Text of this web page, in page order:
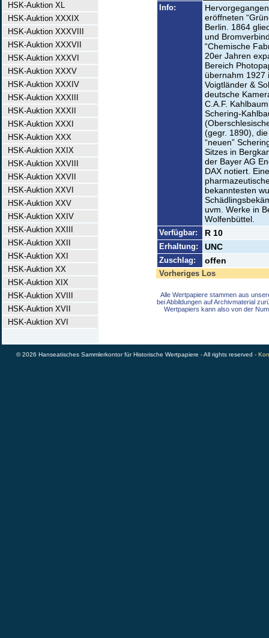
HSK-Auktion XL
HSK-Auktion XXXIX
HSK-Auktion XXXVIII
HSK-Auktion XXXVII
HSK-Auktion XXXVI
HSK-Auktion XXXV
HSK-Auktion XXXIV
HSK-Auktion XXXIII
HSK-Auktion XXXII
HSK-Auktion XXXI
HSK-Auktion XXX
HSK-Auktion XXIX
HSK-Auktion XXVIII
HSK-Auktion XXVII
HSK-Auktion XXVI
HSK-Auktion XXV
HSK-Auktion XXIV
HSK-Auktion XXIII
HSK-Auktion XXII
HSK-Auktion XXI
HSK-Auktion XX
HSK-Auktion XIX
HSK-Auktion XVIII
HSK-Auktion XVII
HSK-Auktion XVI
Info:
eröffneten
Berlin. 1864
und
“Chemische
20er Jahren
Bereich
übernahm 1927
Voigtländer &
deutsche
C.A.F.
Schering-
(gegr. 1890),
“neuen”
Sitzes in
der Bayer AG
DAX notiert.
bekanntesten
uvm. Werke in
Wolfenbüttel.
Verfügbar: R 10
Erhaltung: UNC
Zuschlag: offen
Vorheriges Los
Alle Wertpapiere stammen aus
bei Abbildungen auf Archivmaterial
Wertpapiers kann also von der
© 2026 Hanseatisches Sammlerkontor für Historische Wertpapiere - All rights reserved -